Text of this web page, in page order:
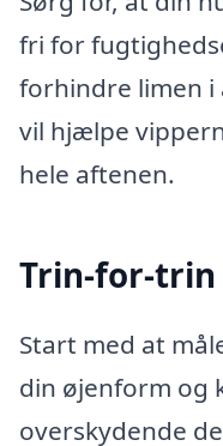
fri for
forhindre limen
vil hjælpe
hele aftenen.
Trin-for-
Start med at
din øjenform og
overskydende